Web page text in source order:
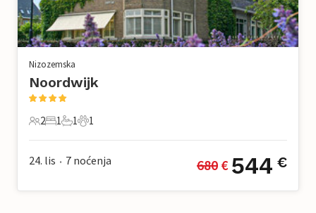
Nizozemska
Noordwijk
2 Gosti
2
1 Spavaća soba
1
1 Kupaonica
1
1 Kućni ljubimac
1
24. lis • 7 noćenja 680 € 544 €